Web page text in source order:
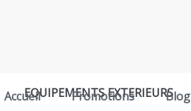
Accueil Promotions Blog
EQUIPEMENTS EXTERIEURS